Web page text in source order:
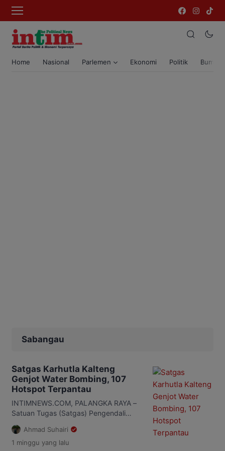
Home Nasional Parlemen Ekonomi Politik Bumi
Sabangau
Satgas Karhutla Kalteng
Genjot Water Bombing, 107
Hotspot Terpantau
INTIMNEWS.COM, PALANGKA RAYA –
Satuan Tugas (Satgas) Pengendali
Kebakaran Hutan dan Lahan (Karhutla)
Kalimantan Tengah (Kalteng) terus
memperkuat upaya pemadaman di
Ahmad Suhairi
1 minggu yang lalu